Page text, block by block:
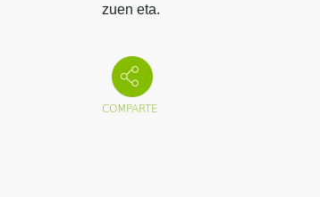
zuen eta.